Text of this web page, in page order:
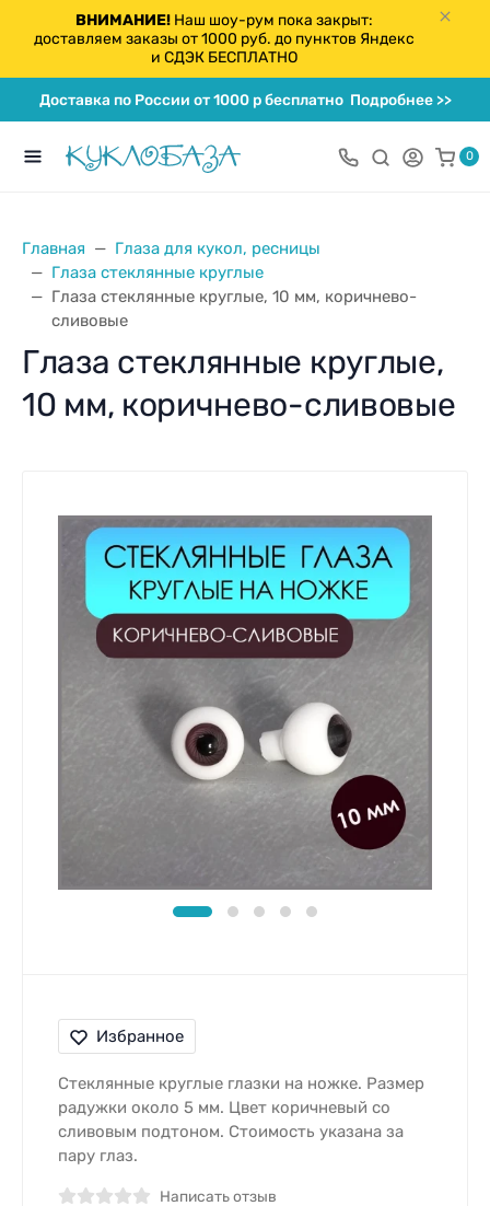
ВНИМАНИЕ!Наш шоу-рум пока закрыт:
доставляем заказы от 1000 руб. до пунктов Яндекс
и СДЭК БЕСПЛАТНО
Доставка по России от 1000 р бесплатноПодробнее >>
0
Главная
Глаза для кукол, ресницы
Глаза стеклянные круглые
Глаза стеклянные круглые, 10 мм, коричнево-
сливовые
Глаза стеклянные круглые,
10 мм, коричнево-сливовые
Избранное
Стеклянные круглые глазки на ножке. Размер
радужки около 5 мм. Цвет коричневый со
сливовым подтоном. Стоимость указана за
пару глаз.
Написать отзыв